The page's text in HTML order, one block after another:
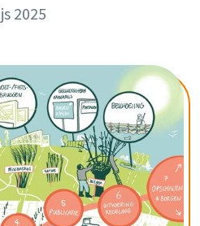
2025